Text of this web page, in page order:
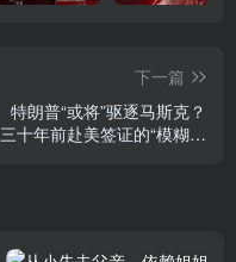
下一篇
特朗普“或将”驱逐马斯克？
三十年前赴美签证的“模糊地